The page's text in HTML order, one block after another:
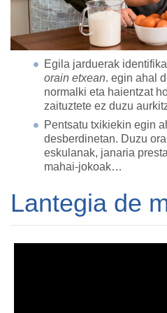
Egila jarduerak
orain etxean. egin ahal
normalki eta haientzat
zaituztete ez duzu
Pentsatu txikiekin egin
desberdinetan. Duzu
eskulanak, janaria
mahai-jokoak…
Lantegia de